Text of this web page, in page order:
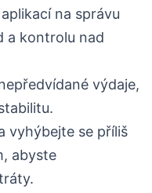
na správu
a kontrolu nad
výdaje,
vyhýbejte se příliš
abyste